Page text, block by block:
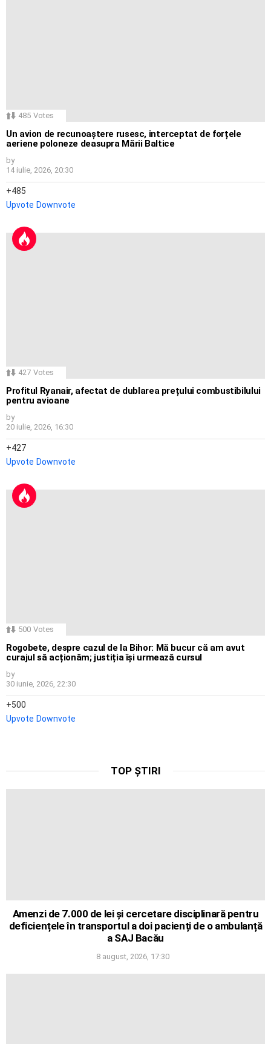
485 Votes
Un avion de recunoaștere rusesc, interceptat de forțele
aeriene poloneze deasupra Mării Baltice
by
14 iulie, 2026, 20:30
485
Upvote Downvote
427 Votes
Profitul Ryanair, afectat de dublarea prețului combustibilului
pentru avioane
by
20 iulie, 2026, 16:30
427
Upvote Downvote
500 Votes
Rogobete, despre cazul de la Bihor: Mă bucur că am avut
curajul să acționăm; justiția își urmează cursul
by
30 iunie, 2026, 22:30
500
Upvote Downvote
TOP ȘTIRI
Amenzi de 7.000 de lei și cercetare disciplinară pentru
deficiențele în transportul a doi pacienți de o ambulanță
a SAJ Bacău
8 august, 2026, 17:30